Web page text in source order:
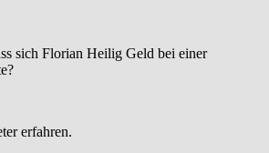
sich Florian Heilig Geld bei einer
erfahren.